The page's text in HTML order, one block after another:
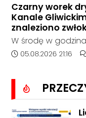
łóżko, a ogień
opanowany przez
Jedna osoba
poszkodowana i
pomoc na miejscu.
Czarny worek
Kanale
znaleziono
W środę w
popołudniowych
Gliwicki po
zaniepokojonego
Osoba zgłaszająca
unoszący się na
Data dodania
05.08.2026 21:16